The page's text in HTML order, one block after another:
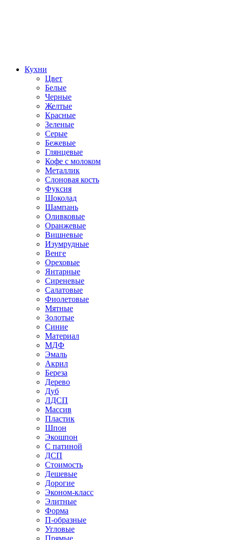
Кухни
Цвет
Белые
Черные
Желтые
Красные
Зеленые
Серые
Бежевые
Глянцевые
Кофе с молоком
Металлик
Слоновая кость
Фуксия
Шоколад
Шампань
Оливковые
Оранжевые
Вишневые
Изумрудные
Венге
Ореховые
Янтарные
Сиреневые
Салатовые
Фиолетовые
Мятные
Золотые
Синие
Материал
МДФ
Эмаль
Акрил
Береза
Дерево
Дуб
ЛДСП
Массив
Пластик
Шпон
Экошпон
С патиной
ДСП
Стоимость
Дешевые
Дорогие
Эконом-класс
Элитные
Форма
П-образные
Угловые
Прямые